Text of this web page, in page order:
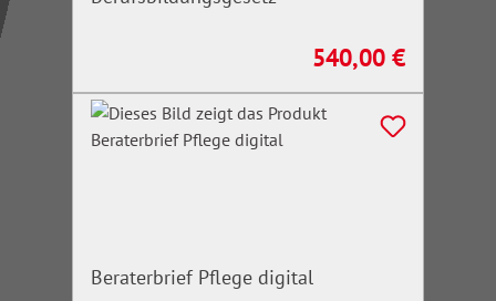
Regulärer Preis:
540,00 €
Beraterbrief Pflege digital